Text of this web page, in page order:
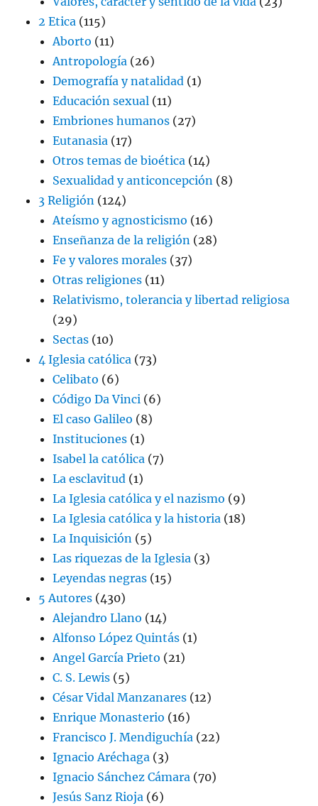
2 Etica (115)
Aborto (11)
Antropología (26)
Demografía y natalidad (1)
Educación sexual (11)
Embriones humanos (27)
Eutanasia (17)
Otros temas de bioética (14)
Sexualidad y anticoncepción (8)
3 Religión (124)
Ateísmo y agnosticismo (16)
Enseñanza de la religión (28)
Fe y valores morales (37)
Otras religiones (11)
Relativismo, tolerancia y libertad religiosa
(29)
Sectas (10)
4 Iglesia católica (73)
Celibato (6)
Código Da Vinci (6)
El caso Galileo (8)
Instituciones (1)
Isabel la católica (7)
La esclavitud (1)
La Iglesia católica y el nazismo (9)
La Iglesia católica y la historia (18)
La Inquisición (5)
Las riquezas de la Iglesia (3)
Leyendas negras (15)
5 Autores (430)
Alejandro Llano (14)
Alfonso López Quintás (1)
Angel García Prieto (21)
C. S. Lewis (5)
César Vidal Manzanares (12)
Enrique Monasterio (16)
Francisco J. Mendiguchía (22)
Ignacio Aréchaga (3)
Ignacio Sánchez Cámara (70)
Jesús Sanz Rioja (6)